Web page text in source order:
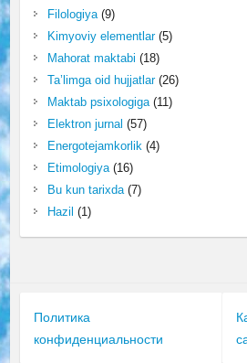
Filologiya(9)
Kimyoviy elementlar(5)
Mahorat maktabi (18)
Ta’limga oid hujjatlar(26)
Maktab psixologiga(11)
Elektron jurnal (57)
Energotejamkorlik (4)
Etimologiya(16)
Bu kun tarixda(7)
Hazil (1)
Политика
конфиденциальности